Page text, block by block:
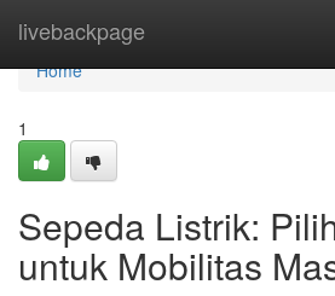
livebackpage
Home
Home
1
Sepeda Listrik:
untuk Mobilitas